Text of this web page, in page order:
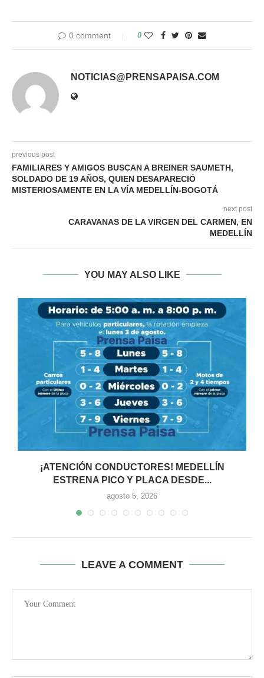
0 comment 0
NOTICIAS@PRENSAPAISA.COM
previous post
FAMILIARES Y AMIGOS BUSCAN A BREINER SAUMETH,
SOLDADO DE 19 AÑOS, QUIEN DESAPARECIÓ
MISTERIOSAMENTE EN LA VÍA MEDELLÍN-BOGOTÁ
next post
CARAVANAS DE LA VIRGEN DEL CARMEN, EN
MEDELLÍN
YOU MAY ALSO LIKE
¡ATENCIÓN CONDUCTORES! MEDELLÍN
ESTRENA PICO Y PLACA DESDE...
agosto 5, 2026
LEAVE A COMMENT